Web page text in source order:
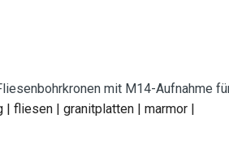
mit M14-Aufnahme
fliesen | granitplatten | marmor |